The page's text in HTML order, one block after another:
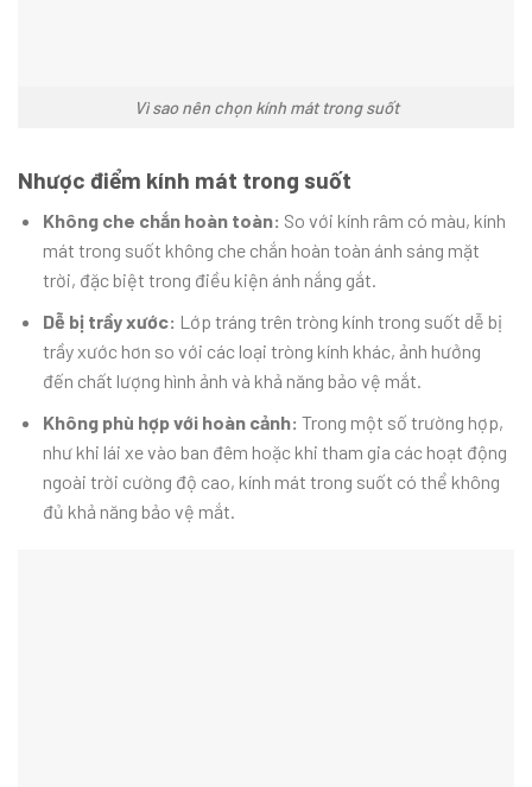
Vì sao nên chọn kính mát trong suốt
Nhược điểm kính mát trong suốt
Không che chắn hoàn toàn: So với kính râm có màu, kính
mát trong suốt không che chắn hoàn toàn ánh sáng mặt
trời, đặc biệt trong điều kiện ánh nắng gắt.
Dễ bị trầy xước: Lớp tráng trên tròng kính trong suốt dễ bị
trầy xước hơn so với các loại tròng kính khác, ảnh hưởng
đến chất lượng hình ảnh và khả năng bảo vệ mắt.
Không phù hợp với hoàn cảnh: Trong một số trường hợp,
như khi lái xe vào ban đêm hoặc khi tham gia các hoạt động
ngoài trời cường độ cao, kính mát trong suốt có thể không
đủ khả năng bảo vệ mắt.